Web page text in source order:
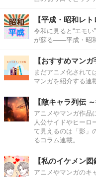
【平成・昭和レ
令和に見ると“エモ
が蘇る――平成・昭
【おすすめマンガ
まだアニメ化されて
マンガを紹介する連
【敵キャラ列伝
アニメやマンガ作品
人公サイドやヒーロ
て見えるのは「影」
るコラム連載。
【私のイケメン図
アニメやマンガのキ